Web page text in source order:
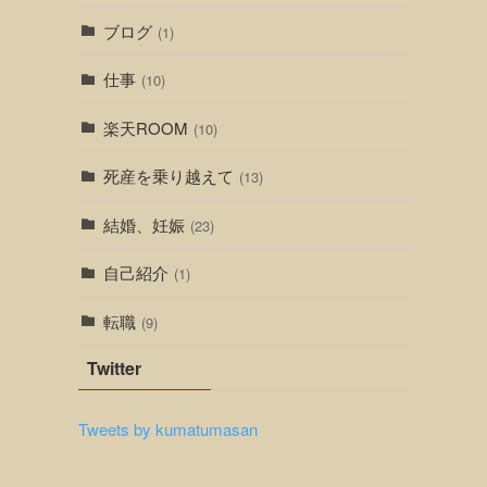
ブログ (1)
仕事 (10)
楽天ROOM (10)
死産を乗り越えて (13)
結婚、妊娠 (23)
自己紹介 (1)
転職 (9)
Twitter
Tweets by kumatumasan